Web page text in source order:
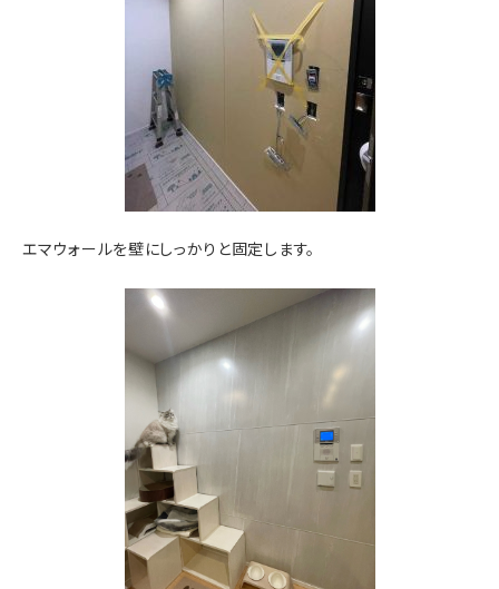
エマウォールを壁にしっかりと固定します。